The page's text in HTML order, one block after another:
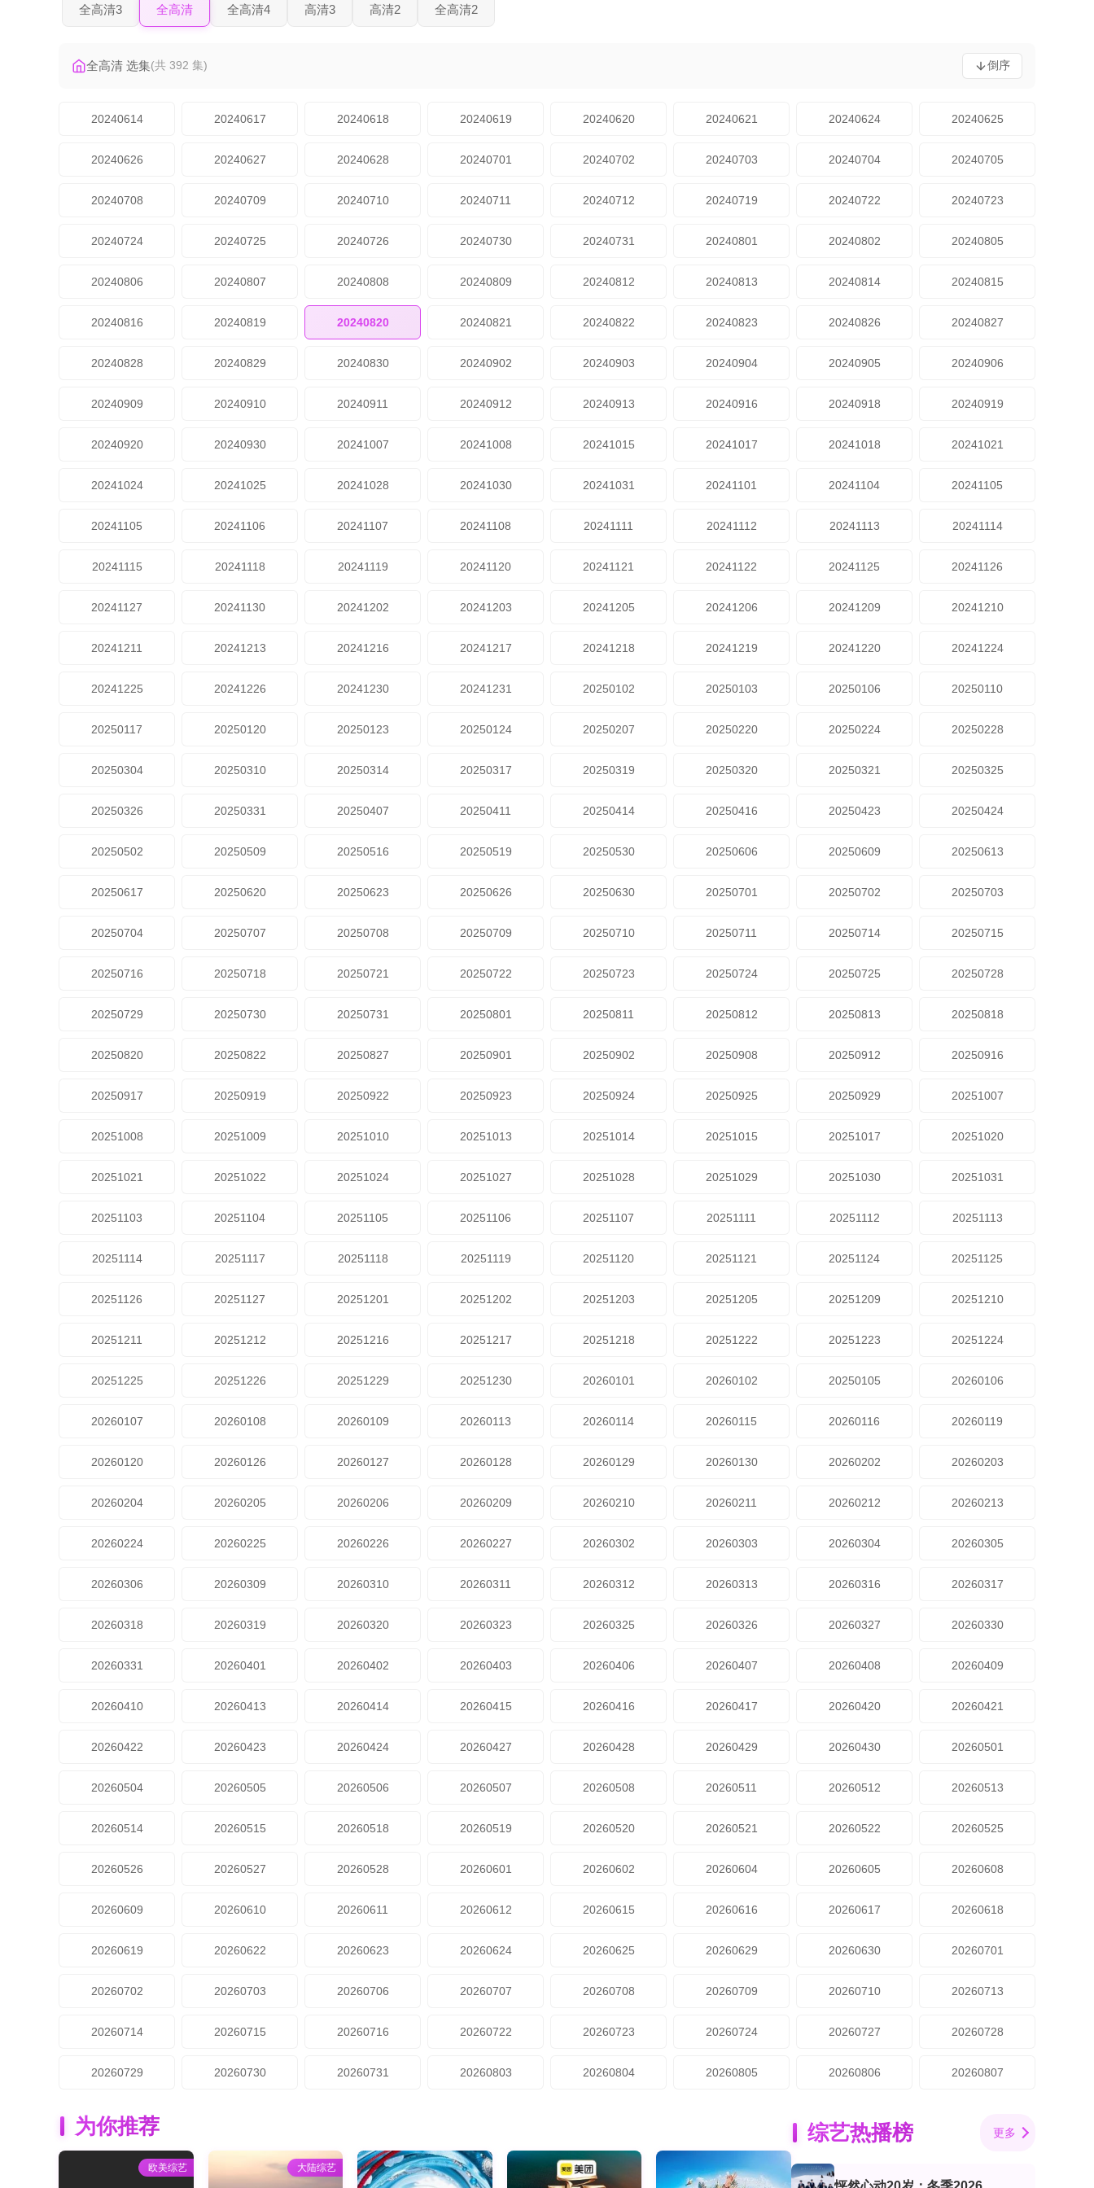
全高清3 全高清 全高清4 高清3 高清2 全高清2
全高清 选集(共 392 集) 倒序
20240614 20240617 20240618 20240619 20240620 20240621 20240624 20240625
20240626 20240627 20240628 20240701 20240702 20240703 20240704 20240705
20240708 20240709 20240710 20240711 20240712 20240719 20240722 20240723
20240724 20240725 20240726 20240730 20240731 20240801 20240802 20240805
20240806 20240807 20240808 20240809 20240812 20240813 20240814 20240815
20240816 20240819 20240820 20240821 20240822 20240823 20240826 20240827
20240828 20240829 20240830 20240902 20240903 20240904 20240905 20240906
20240909 20240910 20240911 20240912 20240913 20240916 20240918 20240919
20240920 20240930 20241007 20241008 20241015 20241017 20241018 20241021
20241024 20241025 20241028 20241030 20241031 20241101 20241104 20241105
20241105 20241106 20241107 20241108 20241111 20241112 20241113 20241114
20241115 20241118 20241119 20241120 20241121 20241122 20241125 20241126
20241127 20241130 20241202 20241203 20241205 20241206 20241209 20241210
20241211 20241213 20241216 20241217 20241218 20241219 20241220 20241224
20241225 20241226 20241230 20241231 20250102 20250103 20250106 20250110
20250117 20250120 20250123 20250124 20250207 20250220 20250224 20250228
20250304 20250310 20250314 20250317 20250319 20250320 20250321 20250325
20250326 20250331 20250407 20250411 20250414 20250416 20250423 20250424
20250502 20250509 20250516 20250519 20250530 20250606 20250609 20250613
20250617 20250620 20250623 20250626 20250630 20250701 20250702 20250703
20250704 20250707 20250708 20250709 20250710 20250711 20250714 20250715
20250716 20250718 20250721 20250722 20250723 20250724 20250725 20250728
20250729 20250730 20250731 20250801 20250811 20250812 20250813 20250818
20250820 20250822 20250827 20250901 20250902 20250908 20250912 20250916
20250917 20250919 20250922 20250923 20250924 20250925 20250929 20251007
20251008 20251009 20251010 20251013 20251014 20251015 20251017 20251020
20251021 20251022 20251024 20251027 20251028 20251029 20251030 20251031
20251103 20251104 20251105 20251106 20251107 20251111 20251112 20251113
20251114 20251117 20251118 20251119 20251120 20251121 20251124 20251125
20251126 20251127 20251201 20251202 20251203 20251205 20251209 20251210
20251211 20251212 20251216 20251217 20251218 20251222 20251223 20251224
20251225 20251226 20251229 20251230 20260101 20260102 20250105 20260106
20260107 20260108 20260109 20260113 20260114 20260115 20260116 20260119
20260120 20260126 20260127 20260128 20260129 20260130 20260202 20260203
20260204 20260205 20260206 20260209 20260210 20260211 20260212 20260213
20260224 20260225 20260226 20260227 20260302 20260303 20260304 20260305
20260306 20260309 20260310 20260311 20260312 20260313 20260316 20260317
20260318 20260319 20260320 20260323 20260325 20260326 20260327 20260330
20260331 20260401 20260402 20260403 20260406 20260407 20260408 20260409
20260410 20260413 20260414 20260415 20260416 20260417 20260420 20260421
20260422 20260423 20260424 20260427 20260428 20260429 20260430 20260501
20260504 20260505 20260506 20260507 20260508 20260511 20260512 20260513
20260514 20260515 20260518 20260519 20260520 20260521 20260522 20260525
20260526 20260527 20260528 20260601 20260602 20260604 20260605 20260608
20260609 20260610 20260611 20260612 20260615 20260616 20260617 20260618
20260619 20260622 20260623 20260624 20260625 20260629 20260630 20260701
20260702 20260703 20260706 20260707 20260708 20260709 20260710 20260713
20260714 20260715 20260716 20260722 20260723 20260724 20260727 20260728
20260729 20260730 20260731 20260803 20260804 20260805 20260806 20260807
为你推荐
欧美综艺 大陆综艺
综艺热播榜 更多